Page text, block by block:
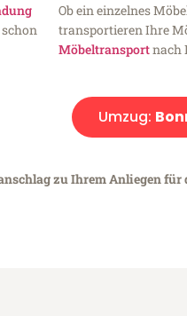
Ob ein einzelnes
transportieren Ihre
Möbeltransportnach
Umzug:
zu Ihrem Anliegen